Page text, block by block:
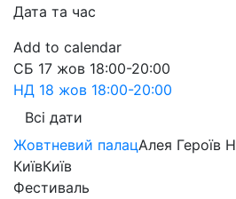
Дата та час
Add to calendar
СБ 17 жов 18:00-20:00
НД 18 жов 18:00-20:00
Всі дати
Жовтневий палацАлея Героїв
КиївКиїв
Фестиваль